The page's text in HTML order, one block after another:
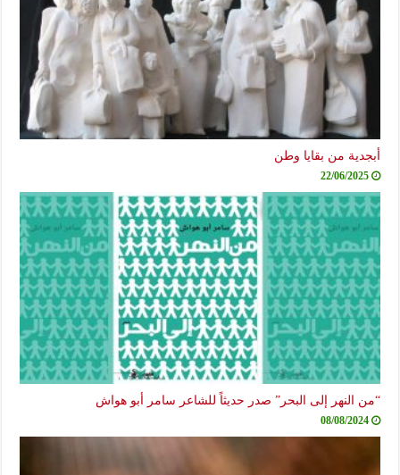
أبجدية من بقايا وطن
22/06/2025
“من النهر إلى البحر” صدر حديثاً للشاعر سامر أبو هواش
08/08/2024